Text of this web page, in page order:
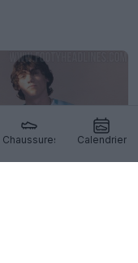
Chaussures Calendrier